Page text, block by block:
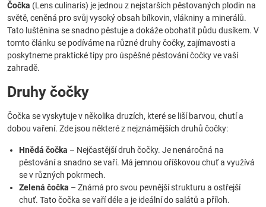
Čočka (Lens culinaris) je jednou z nejstarších pěstovaných plodin na
světě, ceněná pro svůj vysoký obsah bílkovin, vlákniny a minerálů.
Tato luštěnina se snadno pěstuje a dokáže obohatit půdu dusíkem. V
tomto článku se podíváme na různé druhy čočky, zajímavosti a
poskytneme praktické tipy pro úspěšné pěstování čočky ve vaší
zahradě.
Druhy čočky
Čočka se vyskytuje v několika druzích, které se liší barvou, chutí a
dobou vaření. Zde jsou některé z nejznámějších druhů čočky:
Hnědá čočka – Nejčastější druh čočky. Je nenáročná na
pěstování a snadno se vaří. Má jemnou oříškovou chuť a využívá
se v různých pokrmech.
Zelená čočka – Známá pro svou pevnější strukturu a ostřejší
chuť. Tato čočka se vaří déle a je ideální do salátů a příloh.